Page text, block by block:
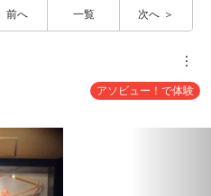
前へ 一覧 次へ
︙
アソビュー！で体験